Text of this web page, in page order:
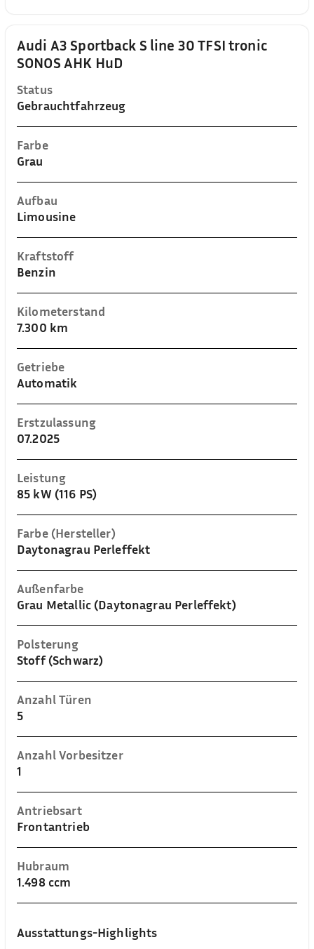
Audi A3 Sportback S line 30 TFSI tronic
SONOS AHK HuD
Status
Gebrauchtfahrzeug
Farbe
Grau
Aufbau
Limousine
Kraftstoff
Benzin
Kilometerstand
7.300 km
Getriebe
Automatik
Erstzulassung
07.2025
Leistung
85 kW (116 PS)
Farbe (Hersteller)
Daytonagrau Perleffekt
Außenfarbe
Grau Metallic (Daytonagrau Perleffekt)
Polsterung
Stoff (Schwarz)
Anzahl Türen
5
Anzahl Vorbesitzer
1
Antriebsart
Frontantrieb
Hubraum
1.498 ccm
Ausstattungs-Highlights